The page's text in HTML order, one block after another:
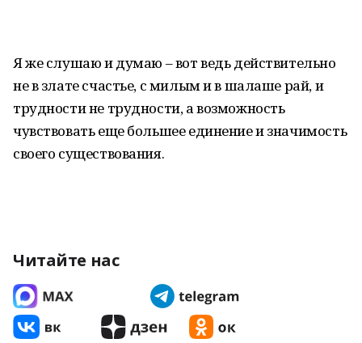
Я же слушаю и думаю – вот ведь действительно
не в злате счастье, с милым и в шалаше рай, и
трудности не трудности, а возможность
чувствовать еще большее единение и значимость
своего существования.
Читайте нас